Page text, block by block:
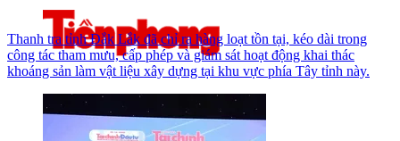
Thanh tra tỉnh Đắk Lắk đã chỉ ra hàng loạt tồn tại, kéo dài trong
công tác tham mưu, cấp phép và giám sát hoạt động khai thác
khoáng sản làm vật liệu xây dựng tại khu vực phía Tây tỉnh này.